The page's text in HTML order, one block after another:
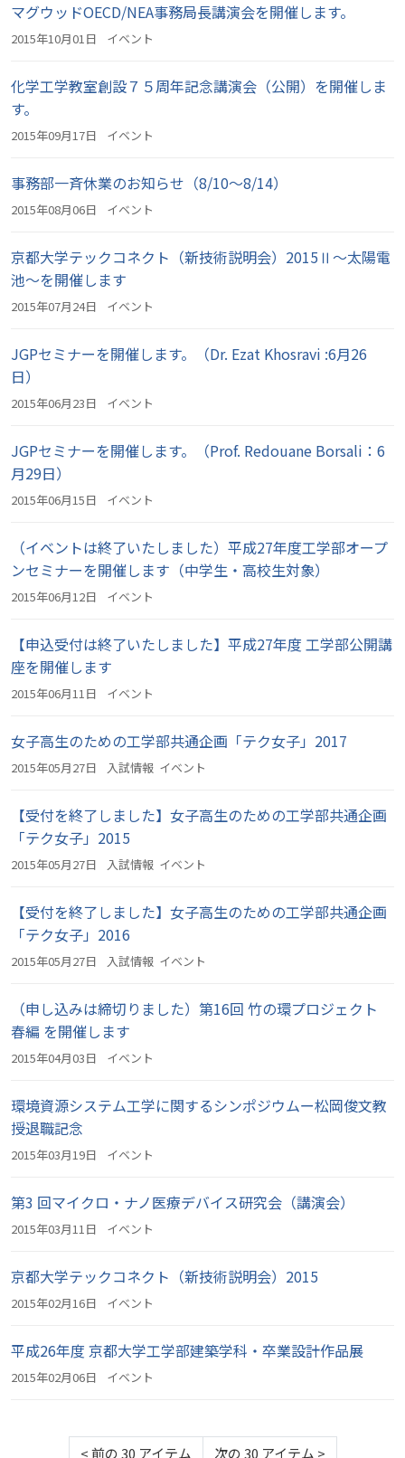
マグウッドOECD/NEA事務局長講演会を開催します。
2015年10月01日 イベント
化学工学教室創設７５周年記念講演会（公開）を開催しま
す。
2015年09月17日 イベント
事務部一斉休業のお知らせ（8/10～8/14）
2015年08月06日 イベント
京都大学テックコネクト（新技術説明会）2015Ⅱ～太陽電
池～を開催します
2015年07月24日 イベント
JGPセミナーを開催します。（Dr. Ezat Khosravi :6月26
日）
2015年06月23日 イベント
JGPセミナーを開催します。（Prof. Redouane Borsali：6
月29日）
2015年06月15日 イベント
（イベントは終了いたしました）平成27年度工学部オープ
ンセミナーを開催します（中学生・高校生対象）
2015年06月12日 イベント
【申込受付は終了いたしました】平成27年度 工学部公開講
座を開催します
2015年06月11日 イベント
女子高生のための工学部共通企画「テク女子」2017
2015年05月27日 入試情報 イベント
【受付を終了しました】女子高生のための工学部共通企画
「テク女子」2015
2015年05月27日 入試情報 イベント
【受付を終了しました】女子高生のための工学部共通企画
「テク女子」2016
2015年05月27日 入試情報 イベント
（申し込みは締切りました）第16回 竹の環プロジェクト
春編 を開催します
2015年04月03日 イベント
環境資源システム工学に関するシンポジウムー松岡俊文教
授退職記念
2015年03月19日 イベント
第3 回マイクロ・ナノ医療デバイス研究会（講演会）
2015年03月11日 イベント
京都大学テックコネクト（新技術説明会）2015
2015年02月16日 イベント
平成26年度 京都大学工学部建築学科・卒業設計作品展
2015年02月06日 イベント
<前の 30 アイテム 次の 30 アイテム >